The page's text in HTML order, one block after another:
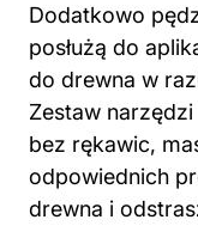
Dodatkowo
posłużą do
do drewna w
Zestaw
bez rękawic,
odpowiednich
drewna i